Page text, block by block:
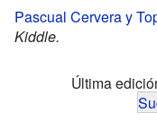
Pascual Cervera y
Kiddle.
Última